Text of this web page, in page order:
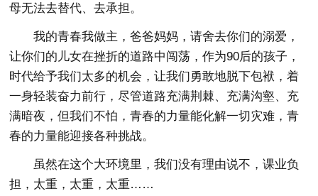
母无法去替代、去承担。
我的青春我做主，爸爸妈妈，请舍去你们的溺爱，
让你们的儿女在挫折的道路中闯荡，作为90后的孩子，
时代给予我们太多的机会，让我们勇敢地脱下包袱，着
一身轻装奋力前行，尽管道路充满荆棘、充满沟壑、充
满暗夜，但我们不怕，青春的力量能化解一切灾难，青
春的力量能迎接各种挑战。
虽然在这个大环境里，我们没有理由说不，课业负
担，太重，太重，太重……